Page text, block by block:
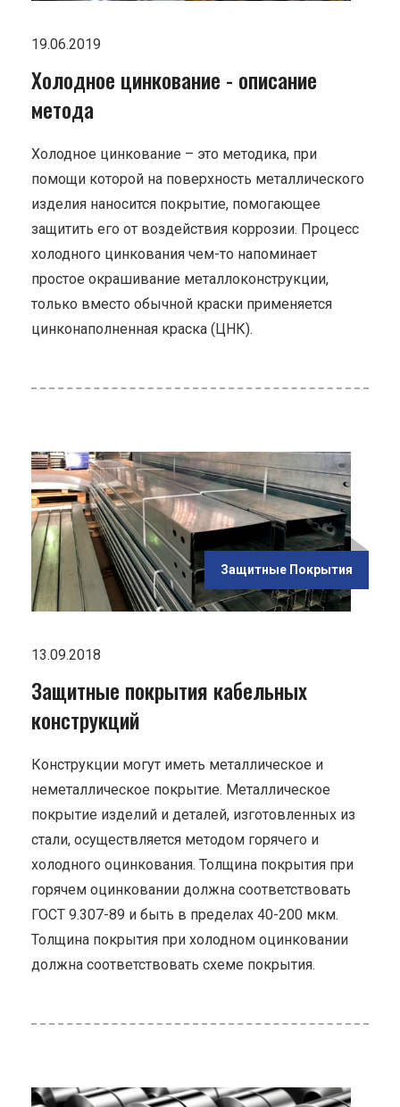
19.06.2019
Холодное цинкование - описание
метода
Холодное цинкование – это методика, при
помощи которой на поверхность металлического
изделия наносится покрытие, помогающее
защитить его от воздействия коррозии. Процесс
холодного цинкования чем-то напоминает
простое окрашивание металлоконструкции,
только вместо обычной краски применяется
цинконаполненная краска (ЦНК).
Защитные Покрытия
13.09.2018
Защитные покрытия кабельных
конструкций
Конструкции могут иметь металлическое и
неметаллическое покрытие. Металлическое
покрытие изделий и деталей, изготовленных из
стали, осуществляется методом горячего и
холодного оцинкования. Толщина покрытия при
горячем оцинковании должна соответствовать
ГОСТ 9.307-89 и быть в пределах 40-200 мкм.
Толщина покрытия при холодном оцинковании
должна соответствовать схеме покрытия.